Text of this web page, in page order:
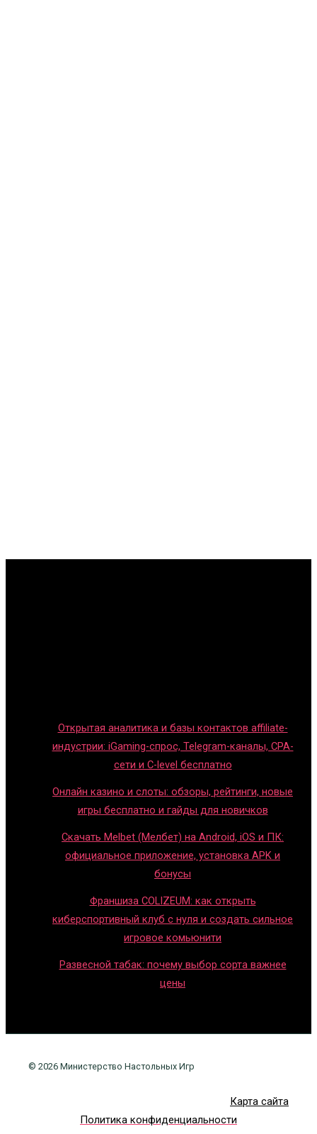
Открытая аналитика и базы контактов affiliate-
индустрии: iGaming-спрос, Telegram-каналы, CPA-
сети и C-level бесплатно
Онлайн казино и слоты: обзоры, рейтинги, новые
игры бесплатно и гайды для новичков
Скачать Melbet (Мелбет) на Android, iOS и ПК:
официальное приложение, установка APK и
бонусы
Франшиза COLIZEUM: как открыть
киберспортивный клуб с нуля и создать сильное
игровое комьюнити
Развесной табак: почему выбор сорта важнее
цены
© 2026 Министерство Настольных Игр
Карта сайта
Политика конфиденциальности